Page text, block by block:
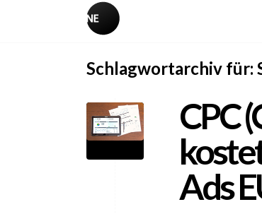
Schlagwortarchiv für:
CPC
Ads